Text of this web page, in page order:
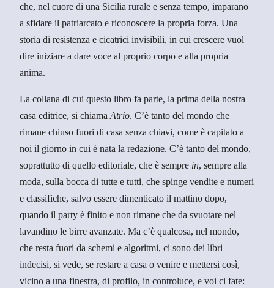
che, nel cuore di una Sicilia rurale e senza tempo, imparano
a sfidare il patriarcato e riconoscere la propria forza. Una
storia di resistenza e cicatrici invisibili, in cui crescere vuol
dire iniziare a dare voce al proprio corpo e alla propria
anima.
La collana di cui questo libro fa parte, la prima della nostra
casa editrice, si chiama Atrio. C’è tanto del mondo che
rimane chiuso fuori di casa senza chiavi, come è capitato a
noi il giorno in cui è nata la redazione. C’è tanto del mondo,
soprattutto di quello editoriale, che è sempre in, sempre alla
moda, sulla bocca di tutte e tutti, che spinge vendite e numeri
e classifiche, salvo essere dimenticato il mattino dopo,
quando il party è finito e non rimane che da svuotare nel
lavandino le birre avanzate. Ma c’è qualcosa, nel mondo,
che resta fuori da schemi e algoritmi, ci sono dei libri
indecisi, si vede, se restare a casa o venire e mettersi così,
vicino a una finestra, di profilo, in controluce, e voi ci fate: